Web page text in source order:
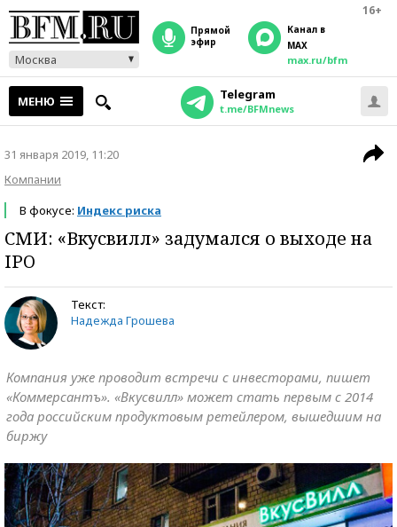
16+
Москва
прямой
эфир
Канал в
MAX
max.ru/bfm
МЕНЮ Telegram
t.me/BFMnews
31 января 2019, 11:20
Компании
В фокусе: Индекс риска
СМИ: «Вкусвилл» задумался о выходе на
IPO
Текст:
Надежда Грошева
Компания уже проводит встречи с инвесторами, пишет
«Коммерсантъ». «Вкусвилл» может стать первым с 2014
года российским продуктовым ретейлером, вышедшим на
биржу